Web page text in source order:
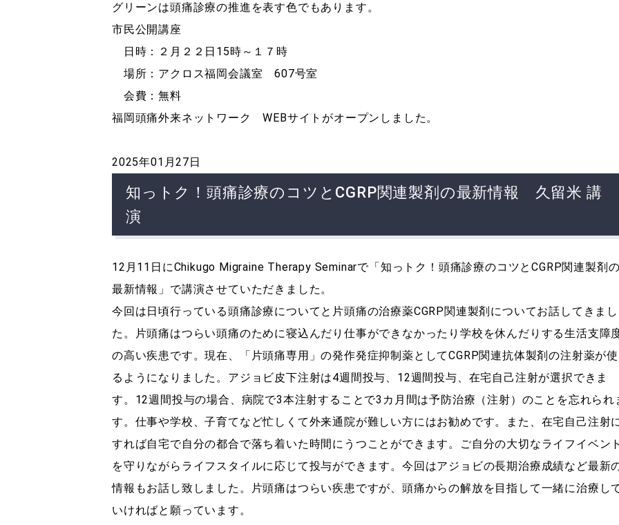
グリーンは頭痛診療の推進を表す色でもあります。
市民公開講座
日時：２月２２日15時～１７時
場所：アクロス福岡会議室 607号室
会費：無料
福岡頭痛外来ネットワーク WEBサイトがオープンしました。
2025年01月27日
知っトク！頭痛診療のコツとCGRP関連製剤の最新情報 久留米 講
演
12月11日にChikugo Migraine Therapy Seminarで「知っトク！頭痛診療のコツとCGRP関連製剤の
最新情報」で講演させていただきました。
今回は日頃行っている頭痛診療についてと片頭痛の治療薬CGRP関連製剤についてお話してきまし
た。片頭痛はつらい頭痛のために寝込んだり仕事ができなかったり学校を休んだりする生活支障
の高い疾患です。現在、「片頭痛専用」の発作発症抑制薬としてCGRP関連抗体製剤の注射薬が使
るようになりました。アジョビ皮下注射は4週間投与、12週間投与、在宅自己注射が選択できま
す。12週間投与の場合、病院で3本注射することで3カ月間は予防治療（注射）のことを忘れられ
す。仕事や学校、子育てなど忙しくて外来通院が難しい方にはお勧めです。また、在宅自己注射
すれば自宅で自分の都合で落ち着いた時間にうつことができます。ご自分の大切なライフイベント
を守りながらライフスタイルに応じて投与ができます。今回はアジョビの長期治療成績など最新
情報もお話し致しました。片頭痛はつらい疾患ですが、頭痛からの解放を目指して一緒に治療し
いければと願っています。